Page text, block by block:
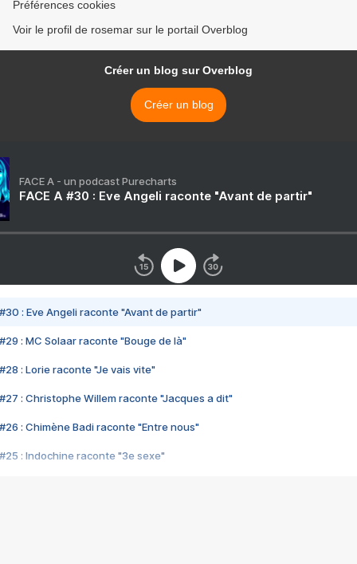
Préférences cookies
Voir le profil de rosemar sur le portail Overblog
Créer un blog sur Overblog
Créer un blog
FACE A - un podcast Purecharts
FACE A #30 : Eve Angeli raconte "Avant de partir"
#30 : Eve Angeli raconte "Avant de partir"
#29 : MC Solaar raconte "Bouge de là"
#28 : Lorie raconte "Je vais vite"
#27 : Christophe Willem raconte "Jacques a dit"
#26 : Chimène Badi raconte "Entre nous"
#25 : Indochine raconte "3e sexe"